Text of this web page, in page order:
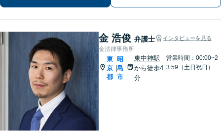
金 浩俊 弁護士 インタビューを見る
金法律事務所
東
京
都
|
昭
島
市
東中神駅
から徒歩4
分
営業時間：00:00~2
3:59（土日祝日）